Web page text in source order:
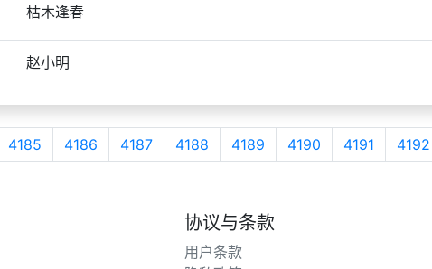
枯木逢春
赵小明
4185 4186 4187 4188 4189 4190 4191 4192
协议与条款
用户条款